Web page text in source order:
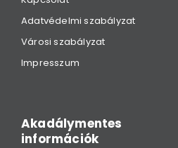
Adatvédelmi szabályzat
Városi szabályzat
Impresszum
Akadálymentes
információk